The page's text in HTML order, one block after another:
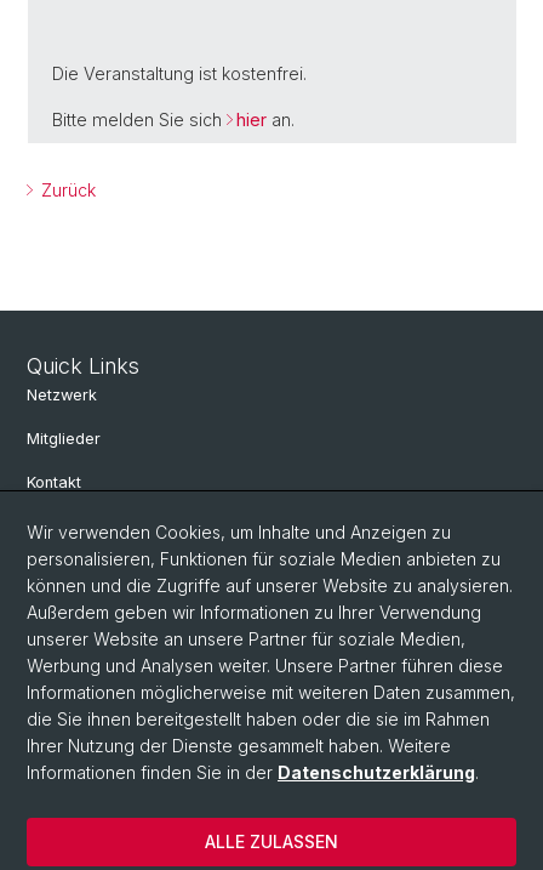
Die Veranstaltung ist kostenfrei.
Bitte melden Sie sich hier an.
Zurück
Quick Links
Netzwerk
Mitglieder
Kontakt
Social Media
Bluesky
Linkedin
Instagram
Wir verwenden Cookies, um Inhalte und Anzeigen zu
personalisieren, Funktionen für soziale Medien anbieten zu
können und die Zugriffe auf unserer Website zu analysieren.
Außerdem geben wir Informationen zu Ihrer Verwendung
unserer Website an unsere Partner für soziale Medien,
Werbung und Analysen weiter. Unsere Partner führen diese
Informationen möglicherweise mit weiteren Daten zusammen,
die Sie ihnen bereitgestellt haben oder die sie im Rahmen
Ihrer Nutzung der Dienste gesammelt haben. Weitere
Informationen finden Sie in der Datenschutzerklärung.
ALLE ZULASSEN